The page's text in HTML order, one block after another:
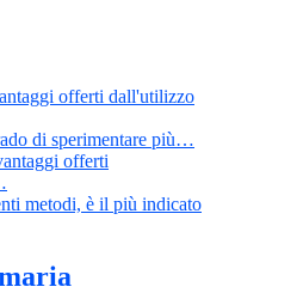
offerti dall'utilizzo
di sperimentare più…
offerti
metodi, è il più indicato